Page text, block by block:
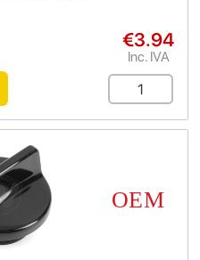
€3.94
Inc. IVA